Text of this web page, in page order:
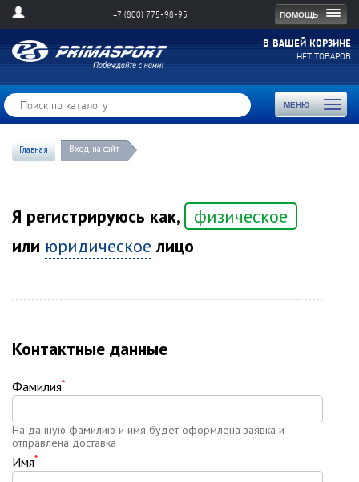
ПОМОЩЬ
+7 (800) 775-98-95
В ВАШЕЙ КОРЗИНЕ
НЕТ ТОВАРОВ
МЕНЮ
Toggle
Главная Вход на сайт
Я регистрируюсь как,
физическое
или юридическое лицо
Контактные данные
Фамилия*
На данную фамилию и имя будет оформлена заявка и
отправлена доставка
Имя*